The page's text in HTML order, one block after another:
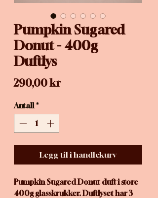
Pumpkin Sugared
Donut - 400g
Duftlys
290,00 krPris
Antall *
Legg til i handlekurv
Pumpkin Sugared Donut duft i store
400g glasskrukker. Duftlyset har 3